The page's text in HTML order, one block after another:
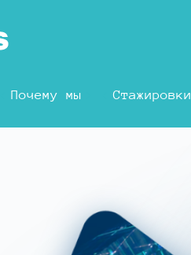
Почему мы Стажировки